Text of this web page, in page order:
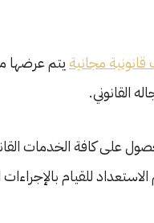
مجانية يتم عرضها
القانوني.
على كافة الخدمات
للقيام